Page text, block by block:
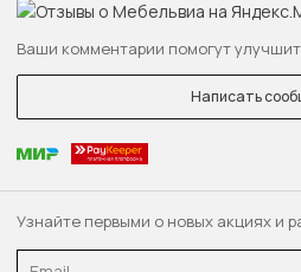
Узнайте первыми о новых акциях и
Email
Ваши комментарии помогут
Написать